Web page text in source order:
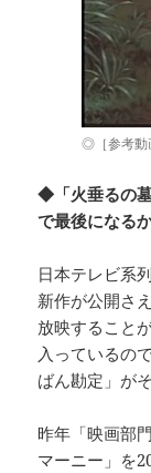
◎［参考動
◆「火垂るの
で最後になる
日本テレビ系
新作が公開さ
放映すること
入っているの
ばん勘定」が
昨年「映画部
マーニー」を